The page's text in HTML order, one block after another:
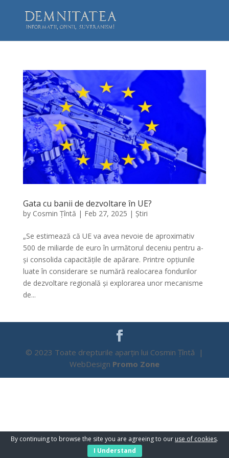
Gata cu banii de dezvoltare în UE?
by Cosmin Țîntă | Feb 27, 2025 | Știri
„Se estimează că UE va avea nevoie de aproximativ
500 de miliarde de euro în următorul deceniu pentru a-
și consolida capacitățile de apărare. Printre opțiunile
luate în considerare se numără realocarea fondurilor
de dezvoltare regională și explorarea unor mecanisme
de...
© 2023 Toate drepturile aparțin lui Cosmin Țîntă |
WebDesign Promo Zone
By continuing to browse the site you are agreeing to our use of cookies.
I Understand